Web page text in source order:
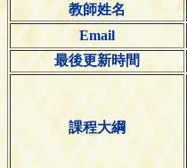
教師姓名
Email
最後更新時間
課程大綱